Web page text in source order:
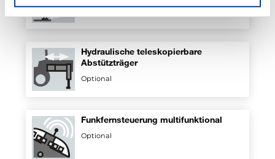
Hydraulische teleskopierbare
Abstützträger
Optional
Funkfernsteuerung multifunktional
Optional